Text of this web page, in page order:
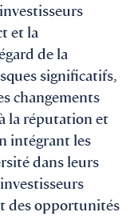
et la
de la
significatifs,
changements
la réputation et
intégrant les
dans leurs
des opportunités